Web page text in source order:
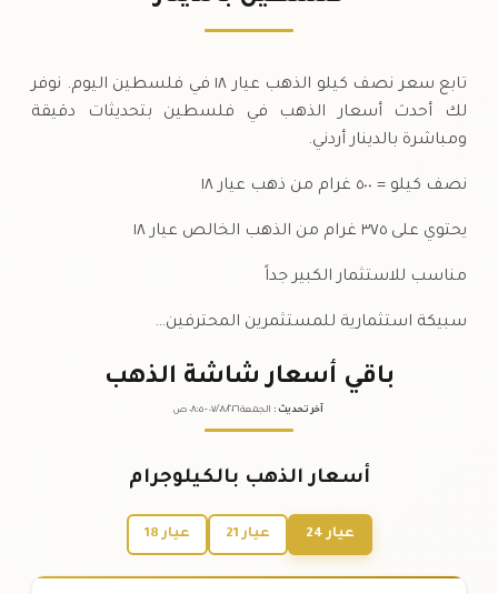
تابع سعر نصف كيلو الذهب عيار ١٨ في فلسطين اليوم. نوفر
لك أحدث أسعار الذهب في فلسطين بتحديثات دقيقة
ومباشرة بالدينار أردني.
نصف كيلو = ٥٠٠ غرام من ذهب عيار ١٨
يحتوي على ٣٧٥ غرام من الذهب الخالص عيار ١٨
مناسب للاستثمار الكبير جداً
سبيكة استثمارية للمستثمرين المحترفين…
باقي أسعار شاشة الذهب
آخر تحديث : الجمعة ٠٧ /٠٨/٢٠٢٦ - ٠٨:٠٥ ص
أسعار الذهب بالكيلوجرام
عيار 24 عيار 21 عيار 18